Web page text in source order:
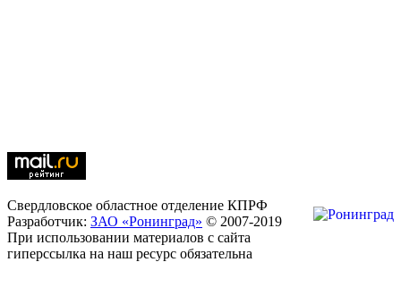
Свердловское областное отделение КПРФ
Разработчик: ЗАО «Ронинград» © 2007-2019
При использовании материалов с сайта
гиперссылка на наш ресурс обязательна